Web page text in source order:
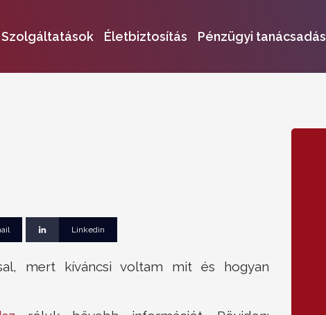
Szolgáltatások Életbiztosítás Pénzügyi tanácsadás
Linkedin
mert kíváncsi voltam mit és hogyan